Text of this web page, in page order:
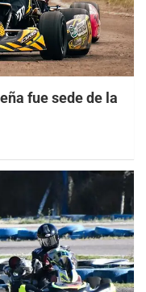
fue sede de la